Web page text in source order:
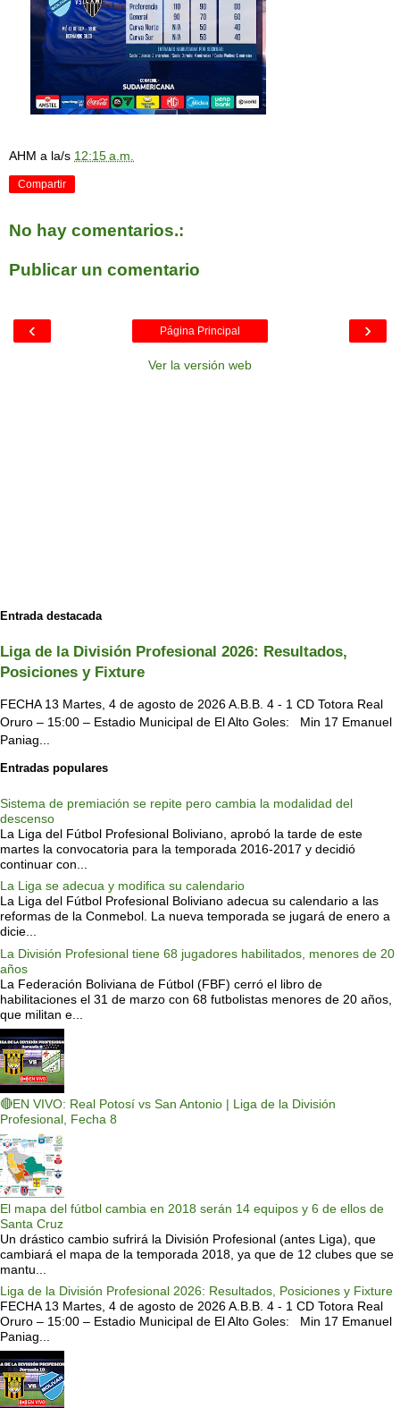
AHM a la/s 12:15 a.m.
Compartir
No hay comentarios.:
Publicar un comentario
‹ ›
Página Principal
Ver la versión web
Entrada destacada
Liga de la División Profesional 2026: Resultados,
Posiciones y Fixture
FECHA 13 Martes, 4 de agosto de 2026 A.B.B. 4 - 1 CD Totora Real
Oruro – 15:00 – Estadio Municipal de El Alto Goles: Min 17 Emanuel
Paniag...
Entradas populares
Sistema de premiación se repite pero cambia la modalidad del
descenso
La Liga del Fútbol Profesional Boliviano, aprobó la tarde de este
martes la convocatoria para la temporada 2016-2017 y decidió
continuar con...
La Liga se adecua y modifica su calendario
La Liga del Fútbol Profesional Boliviano adecua su calendario a las
reformas de la Conmebol. La nueva temporada se jugará de enero a
dicie...
La División Profesional tiene 68 jugadores habilitados, menores de 20
años
La Federación Boliviana de Fútbol (FBF) cerró el libro de
habilitaciones el 31 de marzo con 68 futbolistas menores de 20 años,
que militan e...
🔴EN VIVO: Real Potosí vs San Antonio | Liga de la División
Profesional, Fecha 8
El mapa del fútbol cambia en 2018 serán 14 equipos y 6 de ellos de
Santa Cruz
Un drástico cambio sufrirá la División Profesional (antes Liga), que
cambiará el mapa de la temporada 2018, ya que de 12 clubes que se
mantu...
Liga de la División Profesional 2026: Resultados, Posiciones y Fixture
FECHA 13 Martes, 4 de agosto de 2026 A.B.B. 4 - 1 CD Totora Real
Oruro – 15:00 – Estadio Municipal de El Alto Goles: Min 17 Emanuel
Paniag...